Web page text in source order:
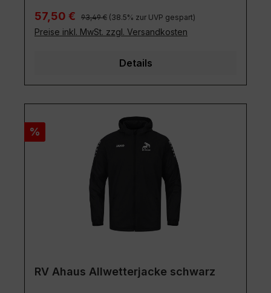
Verkaufspreis:
57,50 € Regulärer Preis:
93,49 € (38.5% zur UVP gespart)
Preise inkl. MwSt. zzgl. Versandkosten
Details
Rabatt
%
RV Ahaus Allwetterjacke schwarz